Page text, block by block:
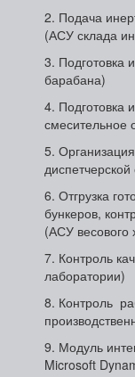
2. Подача
(АСУ склада
3. Подготовка
барабана)
4. Подготовка
смесительное
5.
6. Отгрузка
бункеров,
(АСУ весового
7. Контроль
лаборатории)
8. Контроль
9. Модуль
Microsoft